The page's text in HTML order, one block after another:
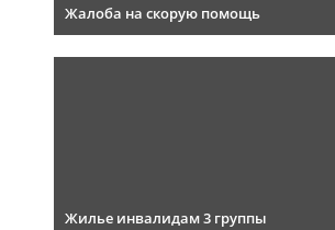
Жалоба на скорую помощь
Жилье инвалидам 3 группы